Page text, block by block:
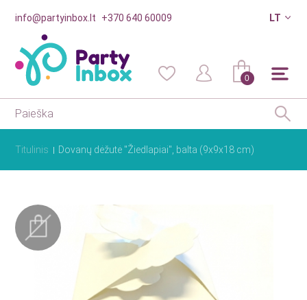
info@partyinbox.lt +370 640 60009 LT
0
Titulinis Dovanų dėžutė "Žiedlapiai", balta (9x9x18 cm)